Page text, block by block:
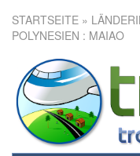
STARTSEITE »
POLYNESIEN : MAIAO